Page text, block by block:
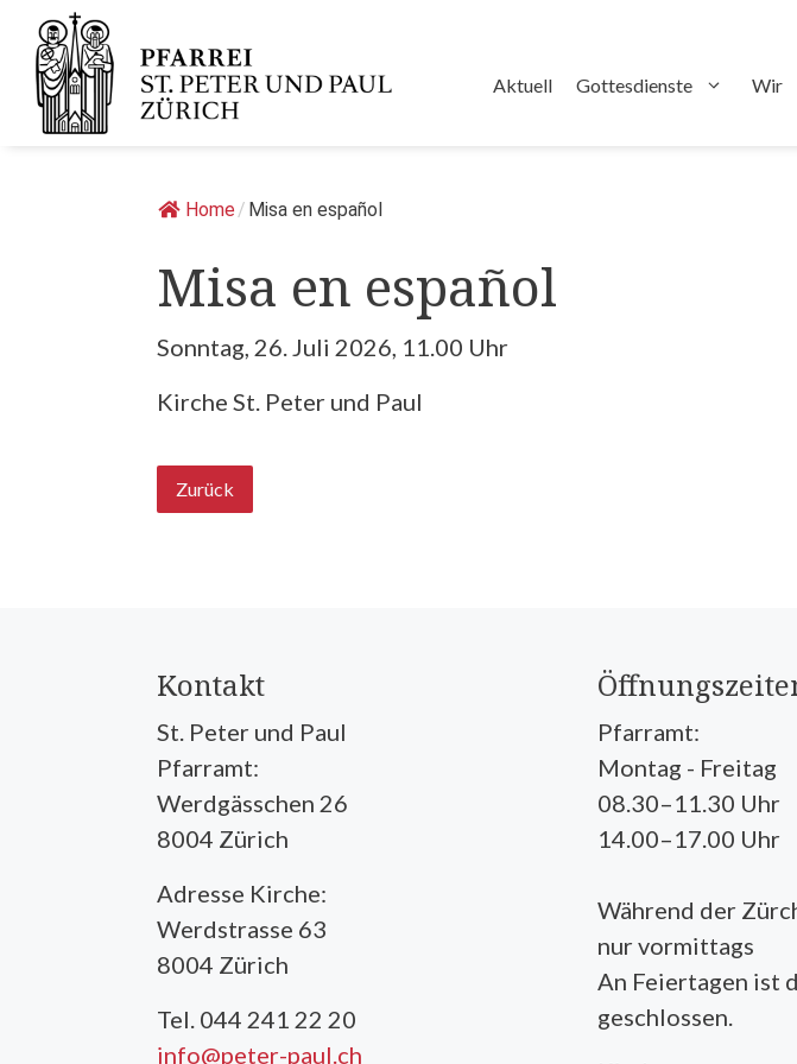
Springe
zum
Inhalt
Aktuell Gottesdienste Wir
Home/ Misa en español
Misa en español
Sonntag, 26. Juli 2026, 11.00 Uhr
Kirche St. Peter und Paul
Zurück
Kontakt
St. Peter und Paul
Pfarramt:
Werdgässchen 26
8004 Zürich
Adresse Kirche:
Werdstrasse 63
8004 Zürich
Tel. 044 241 22 20
info@peter-paul.ch
Pfarramt:
Montag - Freitag
08.30–11.30 Uhr
14.00–17.00 Uhr
Während der
nur vormittags
An Feiertagen ist
geschlossen.